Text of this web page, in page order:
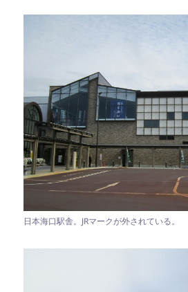
日本海口駅舎。JRマークが外されている。